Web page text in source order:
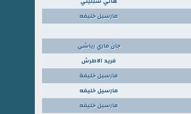
مارسيل خليفه
جان ماري رياشي
فريد الاطرش
مارسيل خليفة
مارسيل خليفه
مارسيل خليفه